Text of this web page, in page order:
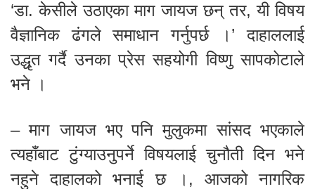
‘डा. केसीले उठाएका माग जायज छन् तर, यी विषय
वैज्ञानिक ढंगले समाधान गर्नुपर्छ ।’ दाहाललाई
उद्धृत गर्दै उनका प्रेस सहयोगी विष्णु सापकोटाले
भने ।
– माग जायज भए पनि मुलुकमा सांसद भएकाले
त्यहाँबाट टुंग्याउनुपर्ने विषयलाई चुनौती दिन भने
नहुने दाहालको भनाई छ ।, आजको नागरिक